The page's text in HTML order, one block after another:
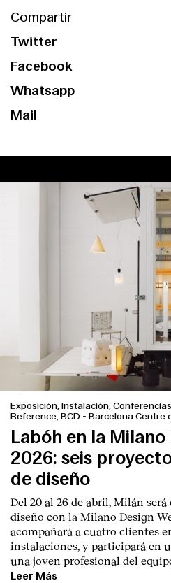
Compartir
Twitter
Facebook
Whatsapp
Mail
Exposición, Instalación,
Reference, BCD - Barcelona Centre
Labóh en la
2026: seis
de diseño
Del 20 al 26 de abril, Milán
diseño con la Milano Design
acompañará a cuatro clientes
instalaciones, y participará en
una joven profesional del
Leer Más